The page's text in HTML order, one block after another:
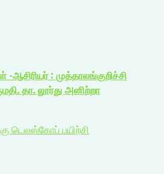
ஆசிரியர் : முத்தாலங்குறிச்சி
தா. லூர்து அனிற்றா
டெலஸ்கோப் பயிற்சி